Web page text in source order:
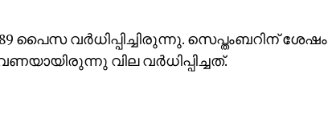
പൈസ വര്‍ധിപ്പിച്ചിരുന്നു. സെപ്തംബറിന് ശേഷം
വില വര്‍ധിപ്പിച്ചത്.